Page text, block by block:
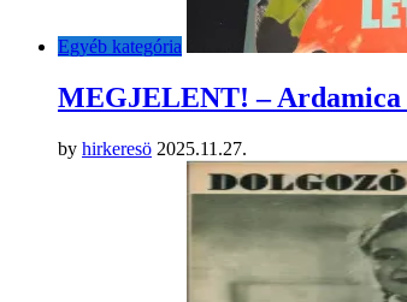
Egyéb kategória
MEGJELENT! –
by hirkeresö 2025.11.27.